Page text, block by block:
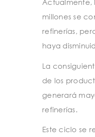
Actualmente,
millones se
refinerías,
haya
La
de los
generará
refinerías.
Este ciclo se